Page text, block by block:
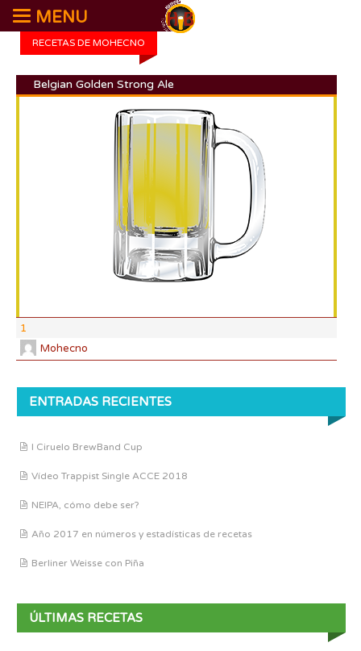
MENU
RECETAS DE MOHECNO
Belgian Golden Strong Ale
1
Mohecno
ENTRADAS RECIENTES
I Ciruelo BrewBand Cup
Vídeo Trappist Single ACCE 2018
NEIPA, cómo debe ser?
Año 2017 en números y estadísticas de recetas
Berliner Weisse con Piña
ÚLTIMAS RECETAS